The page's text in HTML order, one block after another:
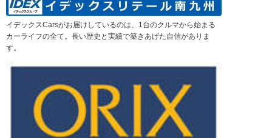
イデックスCarsがお届けしているのは、1台のクルマから始まる
カーライフの全て。長い歴史と実績で築きあげた自信がありま
す。